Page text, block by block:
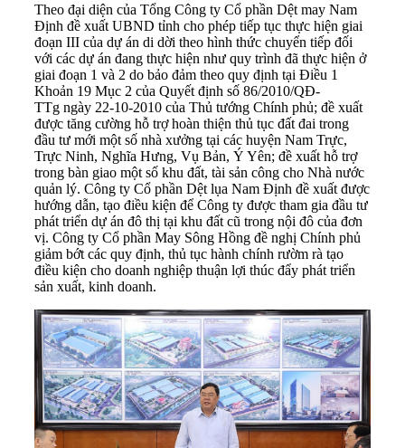
Theo đại diện của Tổng Công ty Cổ phần Dệt may Nam
Định đề xuất UBND tỉnh cho phép tiếp tục thực hiện giai
đoạn III của dự án di dời theo hình thức chuyển tiếp đối
với các dự án đang thực hiện như quy trình đã thực hiện ở
giai đoạn 1 và 2 do bảo đảm theo quy định tại Điều 1
Khoản 19 Mục 2 của Quyết định số 86/2010/QĐ-
TTg ngày 22-10-2010 của Thủ tướng Chính phủ; đề xuất
được tăng cường hỗ trợ hoàn thiện thủ tục đất đai trong
đầu tư mới một số nhà xưởng tại các huyện Nam Trực,
Trực Ninh, Nghĩa Hưng, Vụ Bản, Ý Yên; đề xuất hỗ trợ
trong bàn giao một số khu đất, tài sản công cho Nhà nước
quản lý. Công ty Cổ phần Dệt lụa Nam Định đề xuất được
hướng dẫn, tạo điều kiện để Công ty được tham gia đầu tư
phát triển dự án đô thị tại khu đất cũ trong nội đô của đơn
vị. Công ty Cổ phần May Sông Hồng đề nghị Chính phủ
giảm bớt các quy định, thủ tục hành chính rườm rà tạo
điều kiện cho doanh nghiệp thuận lợi thúc đẩy phát triển
sản xuất, kinh doanh.